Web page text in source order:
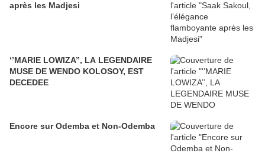
après les Madjesi
‘’MARIE LOWIZA’’, LA LEGENDAIRE
MUSE DE WENDO KOLOSOY, EST
DECEDEE
Encore sur Odemba et Non-Odemba